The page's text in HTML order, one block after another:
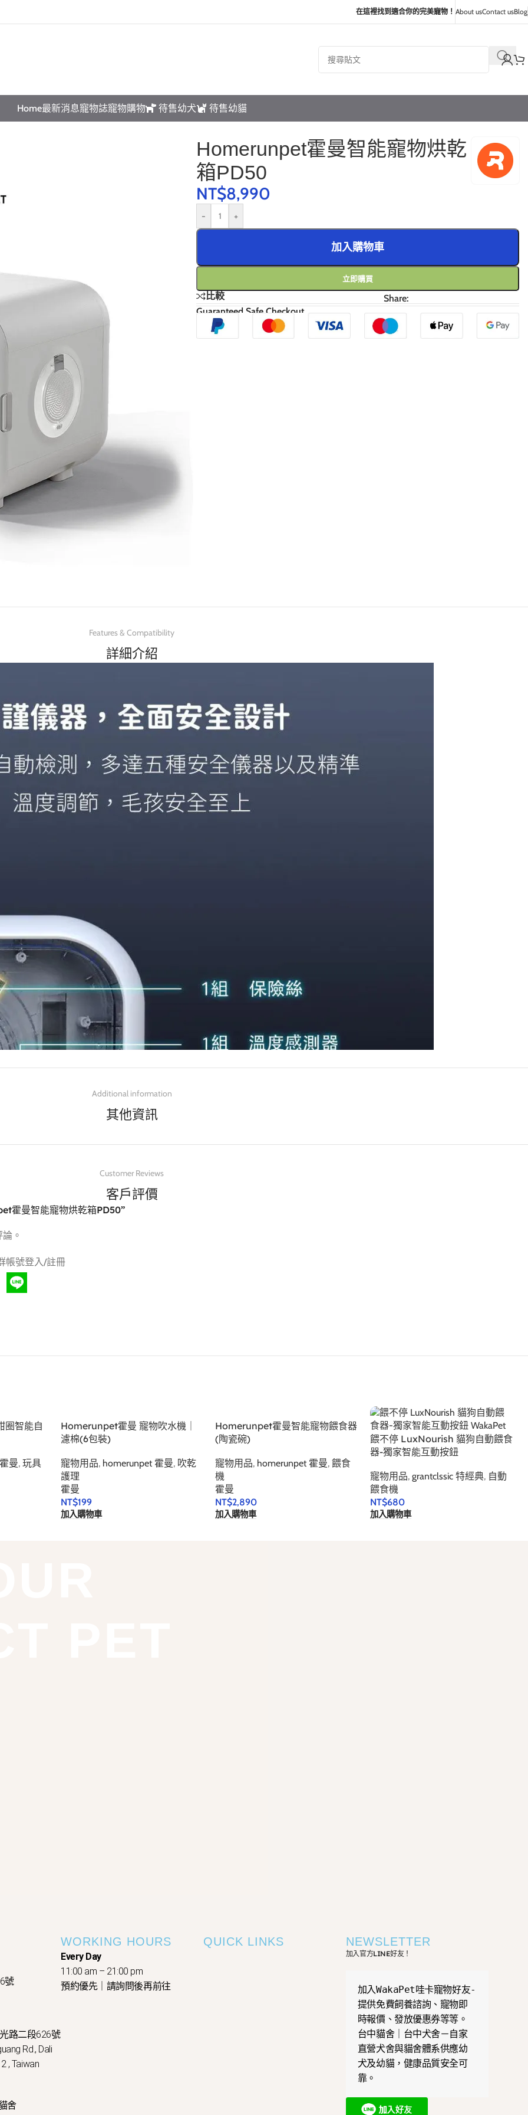
在這裡找到適合你的完美寵物！ About usContact usBlog
Home最新消息寵物誌寵物購物 待售幼犬 待售幼貓
物烘乾箱PD50
Homerunpet霍曼智能寵物烘乾
箱PD50
NT$8,990
- +
加入購物車
立即購買
比較
Share:
Guaranteed Safe Checkout
Features & Compatibility
詳細介紹
Additional information
其他資訊
Customer Reviews
客戶評價
霍曼智能寵物烘乾箱PD50”
。
帳號登入/註冊
圈智能自
曼, 玩具
Homerunpet霍曼 寵物吹水機｜
濾棉(6包裝)
寵物用品, homerunpet 霍曼, 吹乾
護理
霍曼
NT$199
加入購物車
Homerunpet霍曼智能寵物餵食器
(陶瓷碗)
寵物用品, homerunpet 霍曼, 餵食
機
霍曼
NT$2,890
加入購物車
餵不停 LuxNourish 貓狗自動餵食
器-獨家智能互動按鈕
寵物用品, grantclssic 特經典, 自動
餵食機
NT$680
加入購物車
號
路二段626號
Rd., Dali
, Taiwan
舍
WORKING HOURS
Every Day
11:00 am – 21:00 pm
預約優先｜請詢問後再前往
QUICK LINKS NEWSLETTER
加入官方LINE好友！
加入WakaPet哇卡寵物好友-
提供免費飼養諮詢、寵物即
時報價、發放優惠券等等。
台中貓舍｜台中犬舍－自家
直營犬舍與貓舍體系供應幼
犬及幼貓，健康品質安全可
靠。